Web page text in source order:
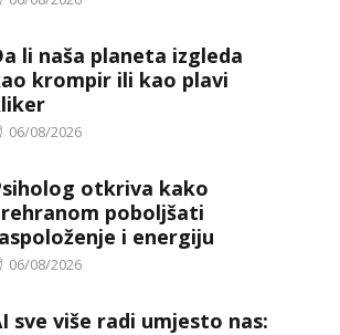
li naša planeta izgleda
krompir ili kao plavi
Posted
06/08/2026
otkriva kako
poboljšati
i energiju
Posted
06/08/2026
sve više radi umjesto nas: